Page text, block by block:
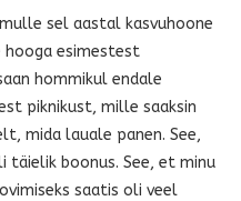
sel aastal kasvuhoone
hooga esimestest
hommikul endale
piknikust, mille saaksin
mida lauale panen. See,
täielik boonus. See, et minu
saatis oli veel